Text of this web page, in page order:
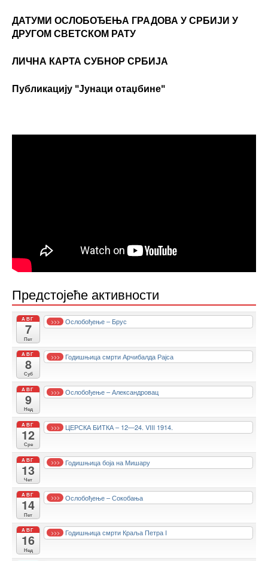
ДАТУМИ ОСЛОБОЂЕЊА ГРАДОВА У СРБИЈИ У
ДРУГОМ СВЕТСКОМ РАТУ
ЛИЧНА КАРТА СУБНОР СРБИЈА
Публикацију "Јунаци отаџбине"
Предстојеће активности
АВГ
7
Пет
>>> Ослобођење – Брус
АВГ
8
Суб
>>> Годишњица смрти Арчибалда Рајса
АВГ
9
Нед
>>> Ослобођење – Александровац
АВГ
12
Сре
>>> ЦЕРСКА БИТКА – 12—24. VIII 1914.
АВГ
13
Чет
>>> Годишњица боја на Мишару
АВГ
14
Пет
>>> Ослобођење – Сокобања
АВГ
16
Нед
>>> Годишњица смрти Краља Петра I